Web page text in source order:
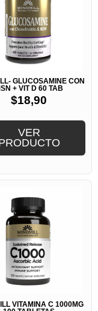
GLUCOSAMINE CON
+ VIT D 60 TAB
$18,90
VER
VITAMINA C 1000MG